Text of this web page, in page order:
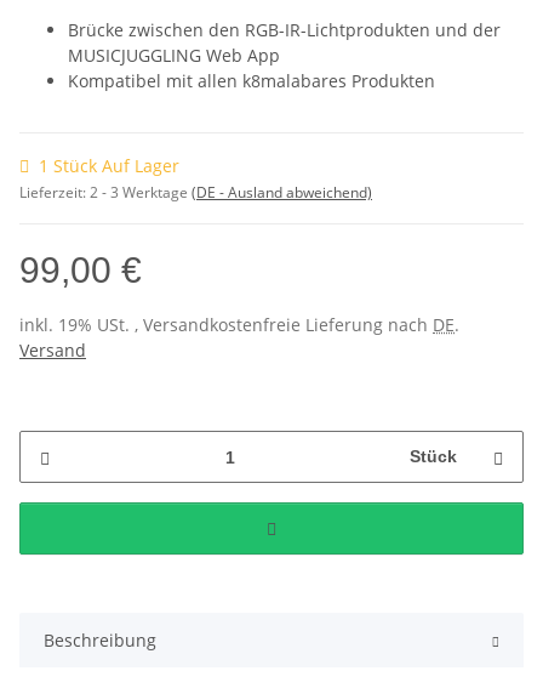
Brücke zwischen den RGB-IR-Lichtprodukten und der
MUSICJUGGLING Web App
Kompatibel mit allen k8malabares Produkten
1 Stück Auf Lager
Lieferzeit:2 - 3 Werktage (DE - Ausland abweichend)
99,00 €
inkl. 19% USt. , Versandkostenfreie Lieferung nach DE.
Versand
Stück
Beschreibung